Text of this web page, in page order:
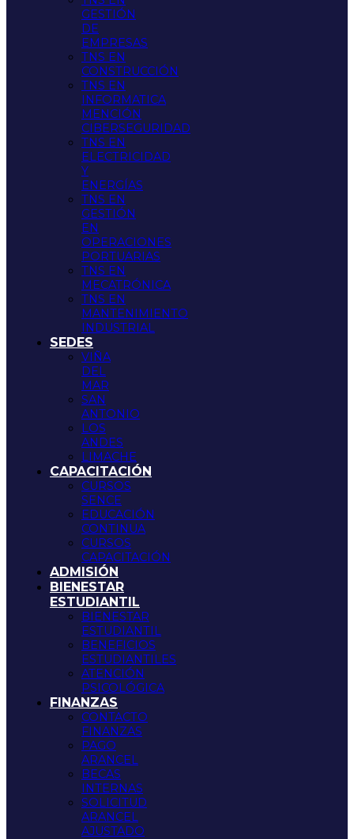
GESTIÓN
DE
EMPRESAS
TNS EN
CONSTRUCCIÓN
TNS EN
INFORMATICA
MENCIÓN
CIBERSEGURIDAD
TNS EN
ELECTRICIDAD
Y
ENERGÍAS
TNS EN
GESTIÓN
EN
OPERACIONES
PORTUARIAS
TNS EN
MECATRÓNICA
TNS EN
MANTENIMIENTO
INDUSTRIAL
SEDES
VIÑA
DEL
MAR
SAN
ANTONIO
LOS
ANDES
LIMACHE
CAPACITACIÓN
CURSOS
SENCE
EDUCACIÓN
CONTINUA
CURSOS
CAPACITACIÓN
ADMISIÓN
BIENESTAR
ESTUDIANTIL
BIENESTAR
ESTUDIANTIL
BENEFICIOS
ESTUDIANTILES
ATENCIÓN
PSICOLÓGICA
FINANZAS
CONTACTO
FINANZAS
PAGO
ARANCEL
BECAS
INTERNAS
SOLICITUD
ARANCEL
AJUSTADO